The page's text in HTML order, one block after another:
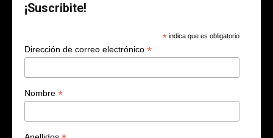
¡Suscribite!
* indica que es obligatorio
Dirección de correo electrónico *
Nombre *